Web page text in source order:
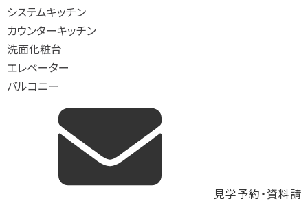
システムキッチン
カウンターキッチン
洗面化粧台
エレベーター
バルコニー
見学予約・資料請